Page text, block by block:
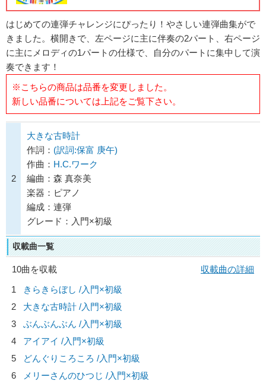
はじめての連弾チャレンジにぴったり！やさしい連弾曲集がで
きました。横開きで、左ページに主に伴奏の2パート、右ページ
に主にメロディの1パートの仕様で、自分のパートに集中して演
奏できます！
※こちらの商品は品番を変更しました。
新しい品番については上記をご覧下さい。
2
大きな古時計
作詞： (訳詞:保富 庚午)
作曲： H.C.ワーク
編曲：森 真奈美
楽器：ピアノ
編成：連弾
グレード：入門×初級
収載曲一覧
10曲を収載
収載曲の詳細
1
きらきらぼし /入門×初級
2
大きな古時計 /入門×初級
3
ぶんぶんぶん /入門×初級
4
アイアイ /入門×初級
5
どんぐりころころ /入門×初級
6
メリーさんのひつじ /入門×初級